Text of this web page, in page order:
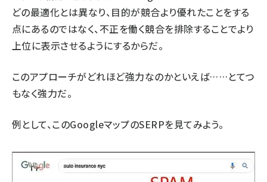
どの最適化とは異なり、目的が競合より優れたことをする
点にあるのではなく、不正を働く競合を排除することでより
上位に表示させるようにするからだ。
このアプローチがどれほど強力なのかといえば……とてつ
もなく強力だ。
例として、このGoogleマップのSERPを見てみよう。